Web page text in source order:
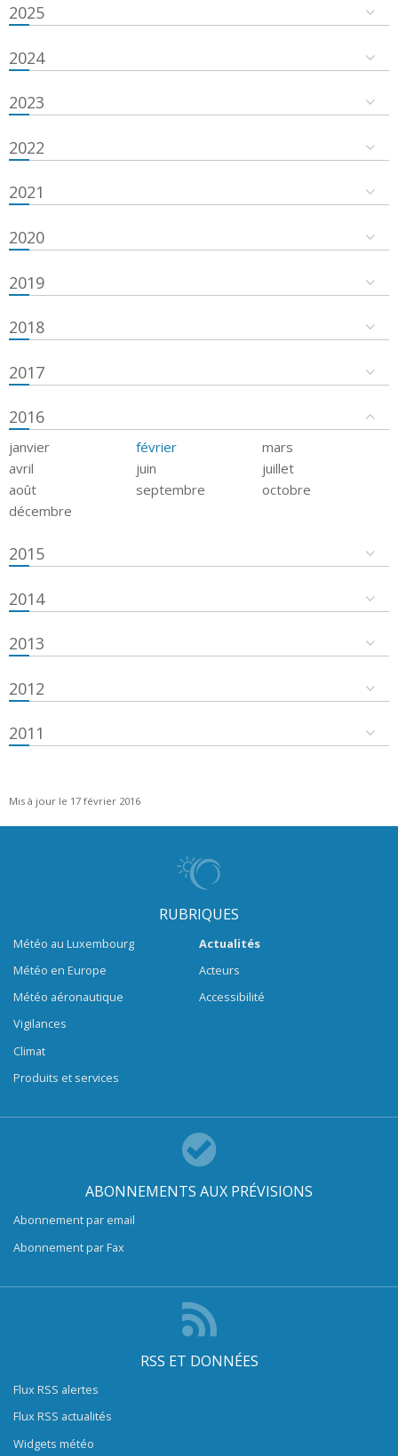
2025
2024
2023
2022
2021
2020
2019
2018
2017
2016
janvier février
mars
avril
juin
juillet
août
septembre
octobre
décembre
2015
2014
2013
2012
2011
Mis à jour le 17 février 2016
RUBRIQUES
Météo au Luxembourg
Météo en Europe
Météo aéronautique
Vigilances
Climat
Produits et services
Actualités
Acteurs
Accessibilité
ABONNEMENTS AUX PRÉVISIONS
Abonnement par email
Abonnement par Fax
RSS ET DONNÉES
Flux RSS alertes
Flux RSS actualités
Widgets météo